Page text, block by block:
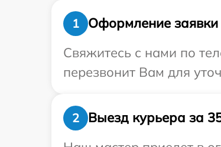
1
Оформление заявки
Свяжитесь с нами по
перезвонит Вам для
2
Выезд курьера за